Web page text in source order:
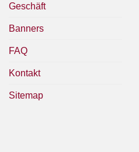
Geschäft
Banners
FAQ
Kontakt
Sitemap